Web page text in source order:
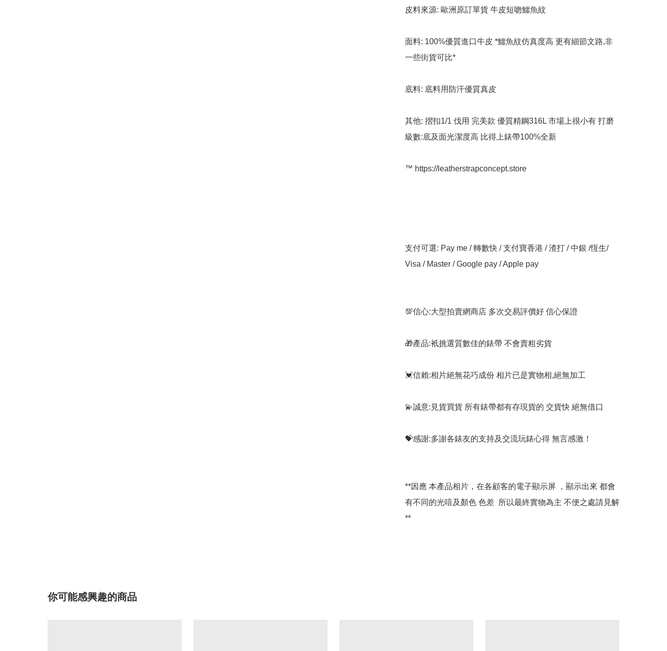
皮料來源: 歐洲原訂單貨 牛皮短吻鱷魚紋
面料: 100%優質進口牛皮 *鱷魚紋仿真度高 更有細節文路,非
一些街貨可比*
底料: 底料用防汗優質真皮
其他: 摺扣1/1 伐用 完美款 優質精鋼316L 市場上很小有 打磨
級數:底及面光潔度高 比得上錶帶100%全新
™️ https://leatherstrapconcept.store
支付可選: Pay me / 轉數快 / 支付寶香港 / 渣打 / 中銀 /恆生/
Visa / Master / Google pay / Apple pay
💯信心:大型拍賣網商店 多次交易評價好 信心保證
🎁產品:衹挑選質數佳的錶帶 不會賣粗劣貨
💓信賴:相片絕無花巧成份 相片已是實物相,絕無加工
💫誠意:見貨買貨 所有錶帶都有存現貨的 交貨快 絕無借口
💝感謝:多謝各錶友的支持及交流玩錶心得 無言感激！
**因應 本產品相片，在各顧客的電子顯示屏 ，顯示出來 都會
有不同的光喑及顏色 色差  所以最終實物為主 不便之處請見解
**
你可能感興趣的商品